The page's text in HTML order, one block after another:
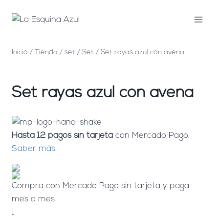
Inicio / Tienda / set / Set / Set rayas azul con avena
Set rayas azul con avena
Hasta 12 pagos sin tarjeta con Mercado Pago.
Saber más
Compra con Mercado Pago sin tarjeta y paga
mes a mes
1